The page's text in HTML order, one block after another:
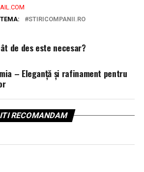
STIRICOMPANII.RO
de des este necesar?
– Eleganță și rafinament pentru
ITI RECOMANDAM